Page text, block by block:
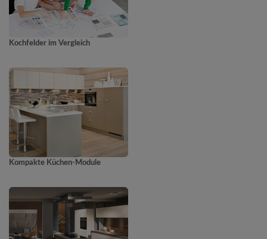
Kochfelder im Vergleich
Kompakte Küchen-Module